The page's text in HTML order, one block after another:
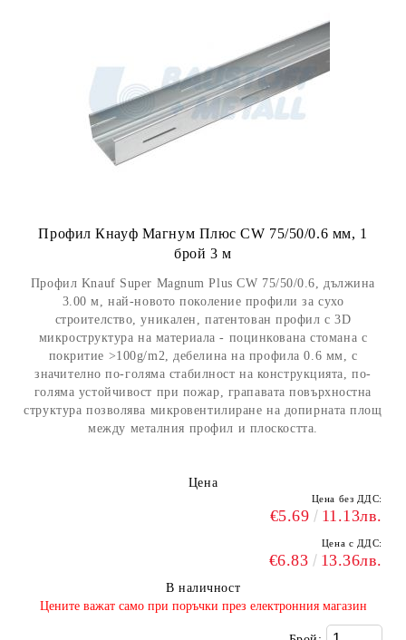
Профил Кнауф Магнум Плюс CW 75/50/0.6 мм, 1
брой 3 м
Профил Knauf Super Magnum Plus CW 75/50/0.6, дължина
3.00 м, най-новото поколение профили за сухо
строителство, уникален, патентован профил с 3D
микроструктура на материала - поцинкована стомана с
покритие >100g/m2, дебелина на профила 0.6 мм, с
значително по-голяма стабилност на конструкцията, по-
голяма устойчивост при пожар, грапавата повърхностна
структура позволява микровентилиране на допирната площ
между металния профил и плоскостта.
Цена
Цена без ДДС:
€5.69 11.13лв.
Цена с ДДС:
€6.83 13.36лв.
В наличност
​Цените важат само при поръчки през електронния магазин